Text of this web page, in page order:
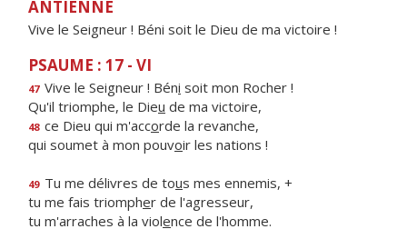
ANTIENNE
Vive le Seigneur ! Béni soit le Dieu de ma victoire !
PSAUME : 17 - VI
47 Vive le Seigneur ! Béni soit mon Rocher !
Qu'il triomphe, le Dieu de ma victoire,
48 ce Dieu qui m'accorde la revanche,
qui soumet à mon pouvoir les nations !
49 Tu me délivres de tous mes ennemis, +
tu me fais triompher de l'agresseur,
tu m'arraches à la violence de l'homme.